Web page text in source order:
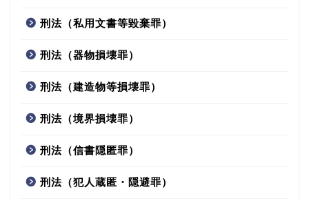
刑法（私用文書等毀棄罪）
刑法（器物損壊罪）
刑法（建造物等損壊罪）
刑法（境界損壊罪）
刑法（信書隠匿罪）
刑法（犯人蔵匿・隠避罪）